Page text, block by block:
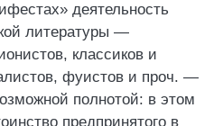
деятельность
литературы —
классиков и
фуистов и проч. —
полнотой: в этом
предпринятого в